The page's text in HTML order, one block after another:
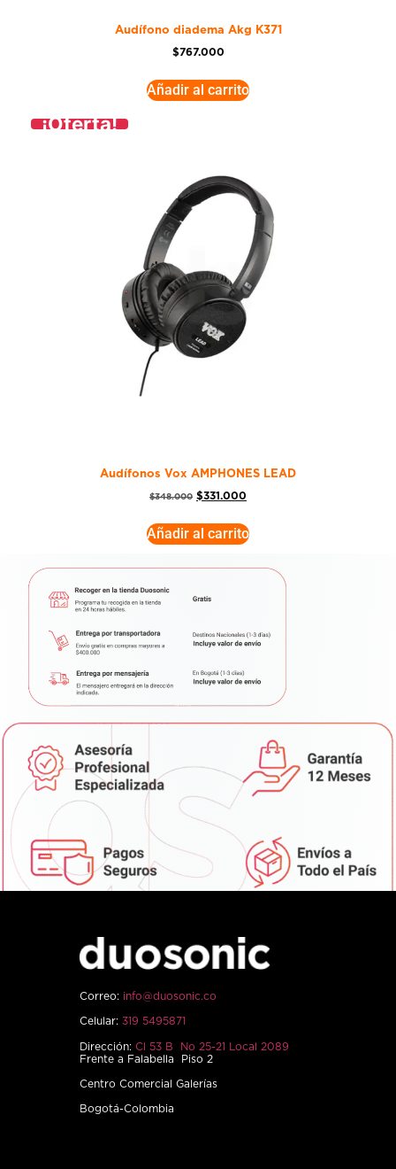
Audífono diadema Akg K371
$767.000
Añadir al carrito
¡Oferta!
Audífonos Vox AMPHONES LEAD
$348.000 $331.000
Añadir al carrito
Correo: info@duosonic.co
Celular: 319 5495871
Dirección: Cl 53 B No 25-21 Local 2089
Frente a Falabella Piso 2
Centro Comercial Galerías
Bogotá-Colombia